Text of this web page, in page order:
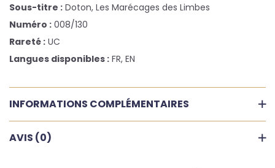
Sous-titre : Doton, Les Marécages des Limbes
Numéro : 008/130
Rareté : UC
Langues disponibles : FR, EN
INFORMATIONS COMPLÉMENTAIRES
AVIS (0)